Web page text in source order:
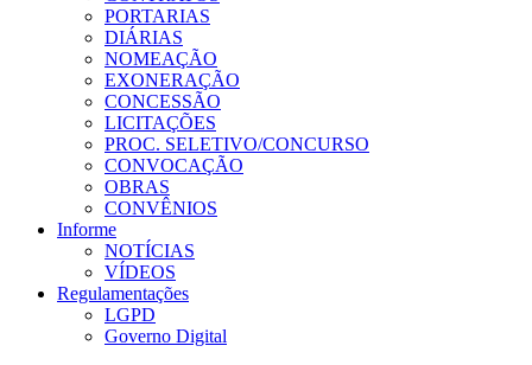
PORTARIAS
DIÁRIAS
NOMEAÇÃO
EXONERAÇÃO
CONCESSÃO
LICITAÇÕES
PROC. SELETIVO/CONCURSO
CONVOCAÇÃO
OBRAS
CONVÊNIOS
Informe
NOTÍCIAS
VÍDEOS
Regulamentações
LGPD
Governo Digital